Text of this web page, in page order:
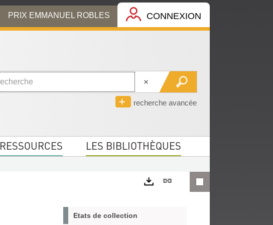
PRIX EMMANUEL ROBLES CONNEXION
recherche avancée
RESSOURCES LES BIBLIOTHÈQUES
Lien
Etats de collection